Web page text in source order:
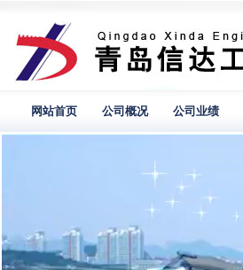
网站首页 公司概况 公司业绩